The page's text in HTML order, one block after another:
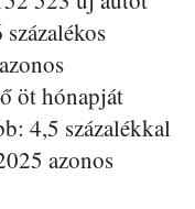
öt hónapját
4,5 százalékkal
azonos